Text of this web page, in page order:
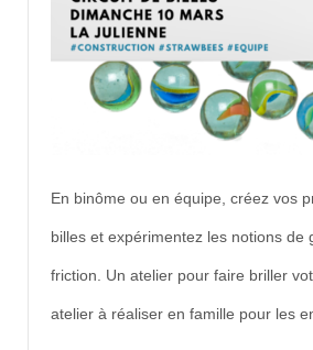
En binôme ou en équipe, créez vos
billes et expérimentez les notions de
friction. Un atelier pour faire briller
atelier à réaliser en famille pour les